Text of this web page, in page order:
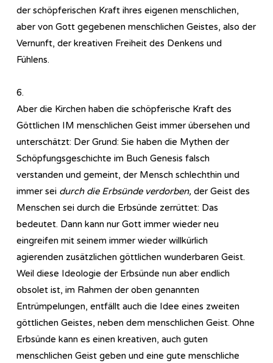
der schöpferischen Kraft ihres eigenen menschlichen,
aber von Gott gegebenen menschlichen Geistes, also der
Vernunft, der kreativen Freiheit des Denkens und
Fühlens.
6.
Aber die Kirchen haben die schöpferische Kraft des
Göttlichen IM menschlichen Geist immer übersehen und
unterschätzt: Der Grund: Sie haben die Mythen der
Schöpfungsgeschichte im Buch Genesis falsch
verstanden und gemeint, der Mensch schlechthin und
immer sei durch die Erbsünde verdorben, der Geist des
Menschen sei durch die Erbsünde zerrüttet: Das
bedeutet. Dann kann nur Gott immer wieder neu
eingreifen mit seinem immer wieder willkürlich
agierenden zusätzlichen göttlichen wunderbaren Geist.
Weil diese Ideologie der Erbsünde nun aber endlich
obsolet ist, im Rahmen der oben genannten
Entrümpelungen, entfällt auch die Idee eines zweiten
göttlichen Geistes, neben dem menschlichen Geist. Ohne
Erbsünde kann es einen kreativen, auch guten
menschlichen Geist geben und eine gute menschliche